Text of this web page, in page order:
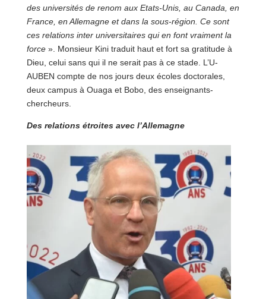
des universités de renom aux Etats-Unis, au Canada, en
France, en Allemagne et dans la sous-région. Ce sont
ces relations inter universitaires qui en font vraiment la
force». Monsieur Kini traduit haut et fort sa gratitude à
Dieu, celui sans qui il ne serait pas à ce stade. L’U-
AUBEN compte de nos jours deux écoles doctorales,
deux campus à Ouaga et Bobo, des enseignants-
chercheurs.
Des relations étroites avec l’Allemagne